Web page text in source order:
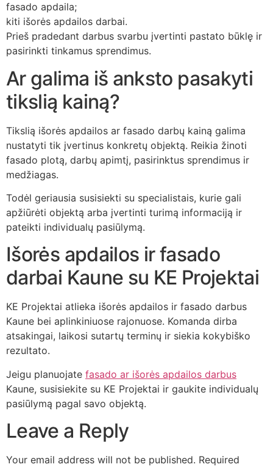
fasado apdaila;
kiti išorės apdailos darbai.
Prieš pradedant darbus svarbu įvertinti pastato būklę ir
pasirinkti tinkamus sprendimus.
Ar galima iš anksto pasakyti
tikslią kainą?
Tikslią išorės apdailos ar fasado darbų kainą galima
nustatyti tik įvertinus konkretų objektą. Reikia žinoti
fasado plotą, darbų apimtį, pasirinktus sprendimus ir
medžiagas.
Todėl geriausia susisiekti su specialistais, kurie gali
apžiūrėti objektą arba įvertinti turimą informaciją ir
pateikti individualų pasiūlymą.
Išorės apdailos ir fasado
darbai Kaune su KE Projektai
KE Projektai atlieka išorės apdailos ir fasado darbus
Kaune bei aplinkiniuose rajonuose. Komanda dirba
atsakingai, laikosi sutartų terminų ir siekia kokybiško
rezultato.
Jeigu planuojate fasado ar išorės apdailos darbus
Kaune, susisiekite su KE Projektai ir gaukite individualų
pasiūlymą pagal savo objektą.
Leave a Reply
Your email address will not be published. Required